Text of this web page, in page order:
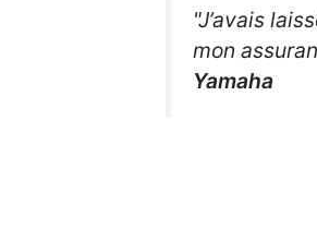
"J’avais
mon
Yamaha